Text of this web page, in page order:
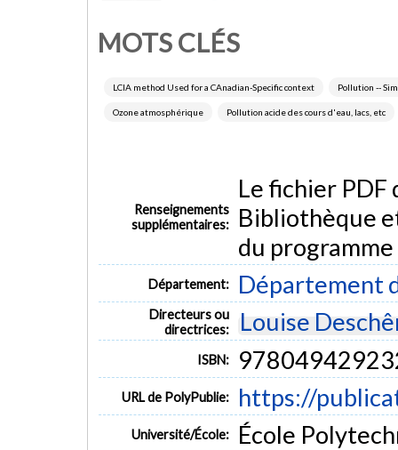
MOTS CLÉS
LCIA method Used for a CAnadian-Specific context Pollution --
Ozone atmosphérique Pollution acide des cours d'eau, lacs, etc
Renseignements
supplémentaires:
Le fichier
Bibliothèque
du programme
Département: Département
Directeurs ou
directrices:
Louise
ISBN:
URL de PolyPublie: https://
Université/École: École